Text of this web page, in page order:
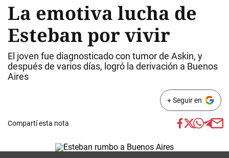
La emotiva lucha de
Esteban por vivir
El joven fue diagnosticado con tumor de Askin, y
después de varios días, logró la derivación a Buenos
Aires
+ Seguir en
Compartí esta nota